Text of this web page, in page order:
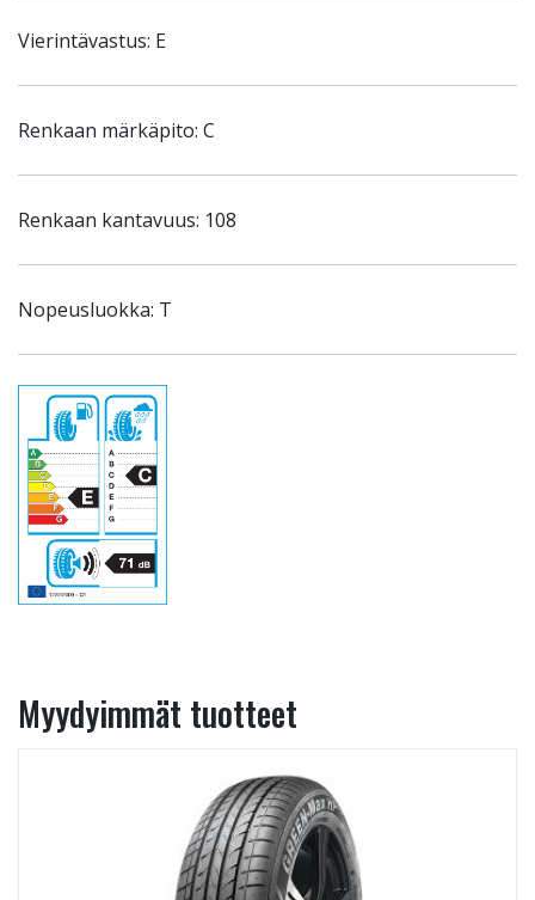
Vierintävastus: E
Renkaan märkäpito: C
Renkaan kantavuus: 108
Nopeusluokka: T
Myydyimmät tuotteet